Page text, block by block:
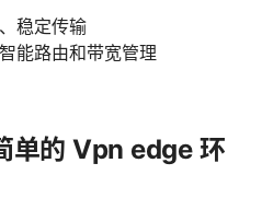
稳定传输
能路由和带宽管理
单的 Vpn edge 环